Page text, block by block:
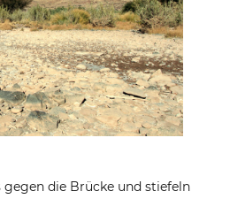
die Brücke und stiefeln